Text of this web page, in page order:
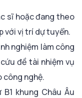
sĩ hoặc đang theo
với vị trí dự tuyển.
nghiệm làm công
đề tài nhiệm vụ
công nghệ.
khung Châu Âu